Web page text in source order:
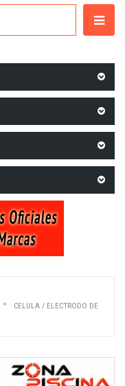
CELULA / ELECTRODO DE